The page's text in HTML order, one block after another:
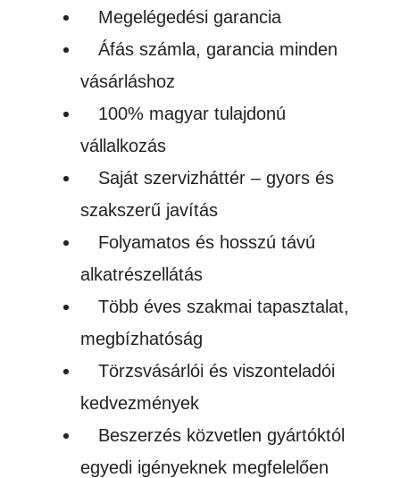
Megelégedési garancia
Áfás számla, garancia minden
vásárláshoz
100% magyar tulajdonú
vállalkozás
Saját szervizháttér – gyors és
szakszerű javítás
Folyamatos és hosszú távú
alkatrészellátás
Több éves szakmai tapasztalat,
megbízhatóság
Törzsvásárlói és viszonteladói
kedvezmények
Beszerzés közvetlen gyártóktól
egyedi igényeknek megfelelően